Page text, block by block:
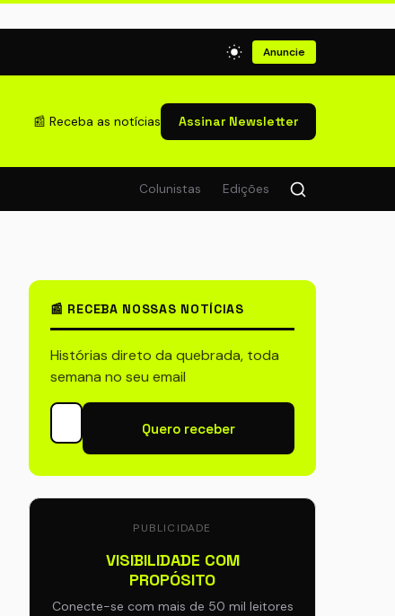
Anuncie
📰 Receba as notícias Assinar Newsletter
Colunistas Edições
📰 RECEBA NOSSAS NOTÍCIAS
Histórias direto da quebrada, toda
semana no seu email
Quero receber
PUBLICIDADE
VISIBILIDADE COM
PROPÓSITO
Conecte-se com mais de 50 mil leitores